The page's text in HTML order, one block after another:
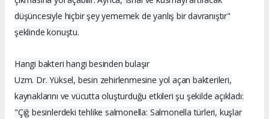
düşüncesiyle hiçbir şey yememek de yanlış bir davranıştır"
şeklinde konuştu.
Hangi bakteri hangi besinden bulaşır
Uzm. Dr. Yüksel, besin zehirlenmesine yol açan bakterileri,
kaynaklarını ve vücutta oluşturduğu etkileri şu şekilde açıkladı:
"Çiğ besinlerdeki tehlike salmonella: Salmonella türleri, kuşlar